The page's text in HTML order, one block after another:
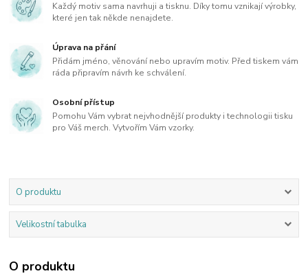
Každý motiv sama navrhuji a tisknu. Díky tomu vznikají výrobky,
které jen tak někde nenajdete.
Úprava na přání
Přidám jméno, věnování nebo upravím motiv. Před tiskem vám
ráda připravím návrh ke schválení.
Osobní přístup
Pomohu Vám vybrat nejvhodnější produkty i technologii tisku
pro Váš merch. Vytvořím Vám vzorky.
O produktu
Velikostní tabulka
O produktu